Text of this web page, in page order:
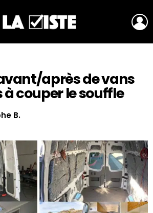
après de vans
couper le souffle
B.